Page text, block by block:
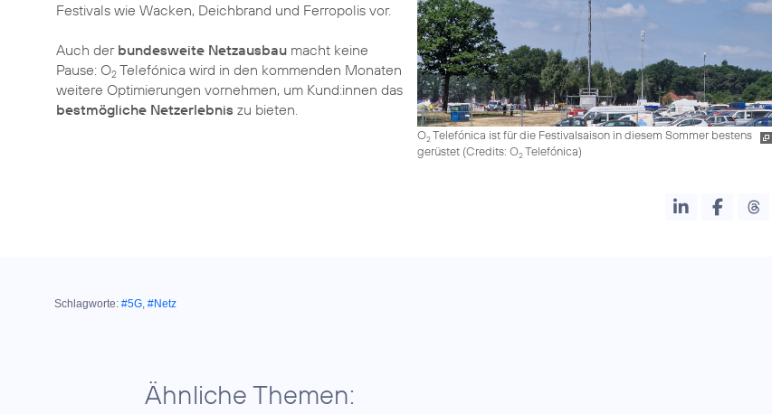
O2Telefónica ist für die Festivalsaison in diesem Sommer bestens
gerüstet (Credits: O2Telefónica)
Festivals wie Wacken, Deichbrand und Ferropolis vor.
Auch der bundesweite Netzausbau macht keine
Pause: O2 Telefónica wird in den kommenden Monaten
weitere Optimierungen vornehmen, um Kund:innen das
bestmögliche Netzerlebnis zu bieten.
Schlagworte: #5G, #Netz
Ähnliche Themen: